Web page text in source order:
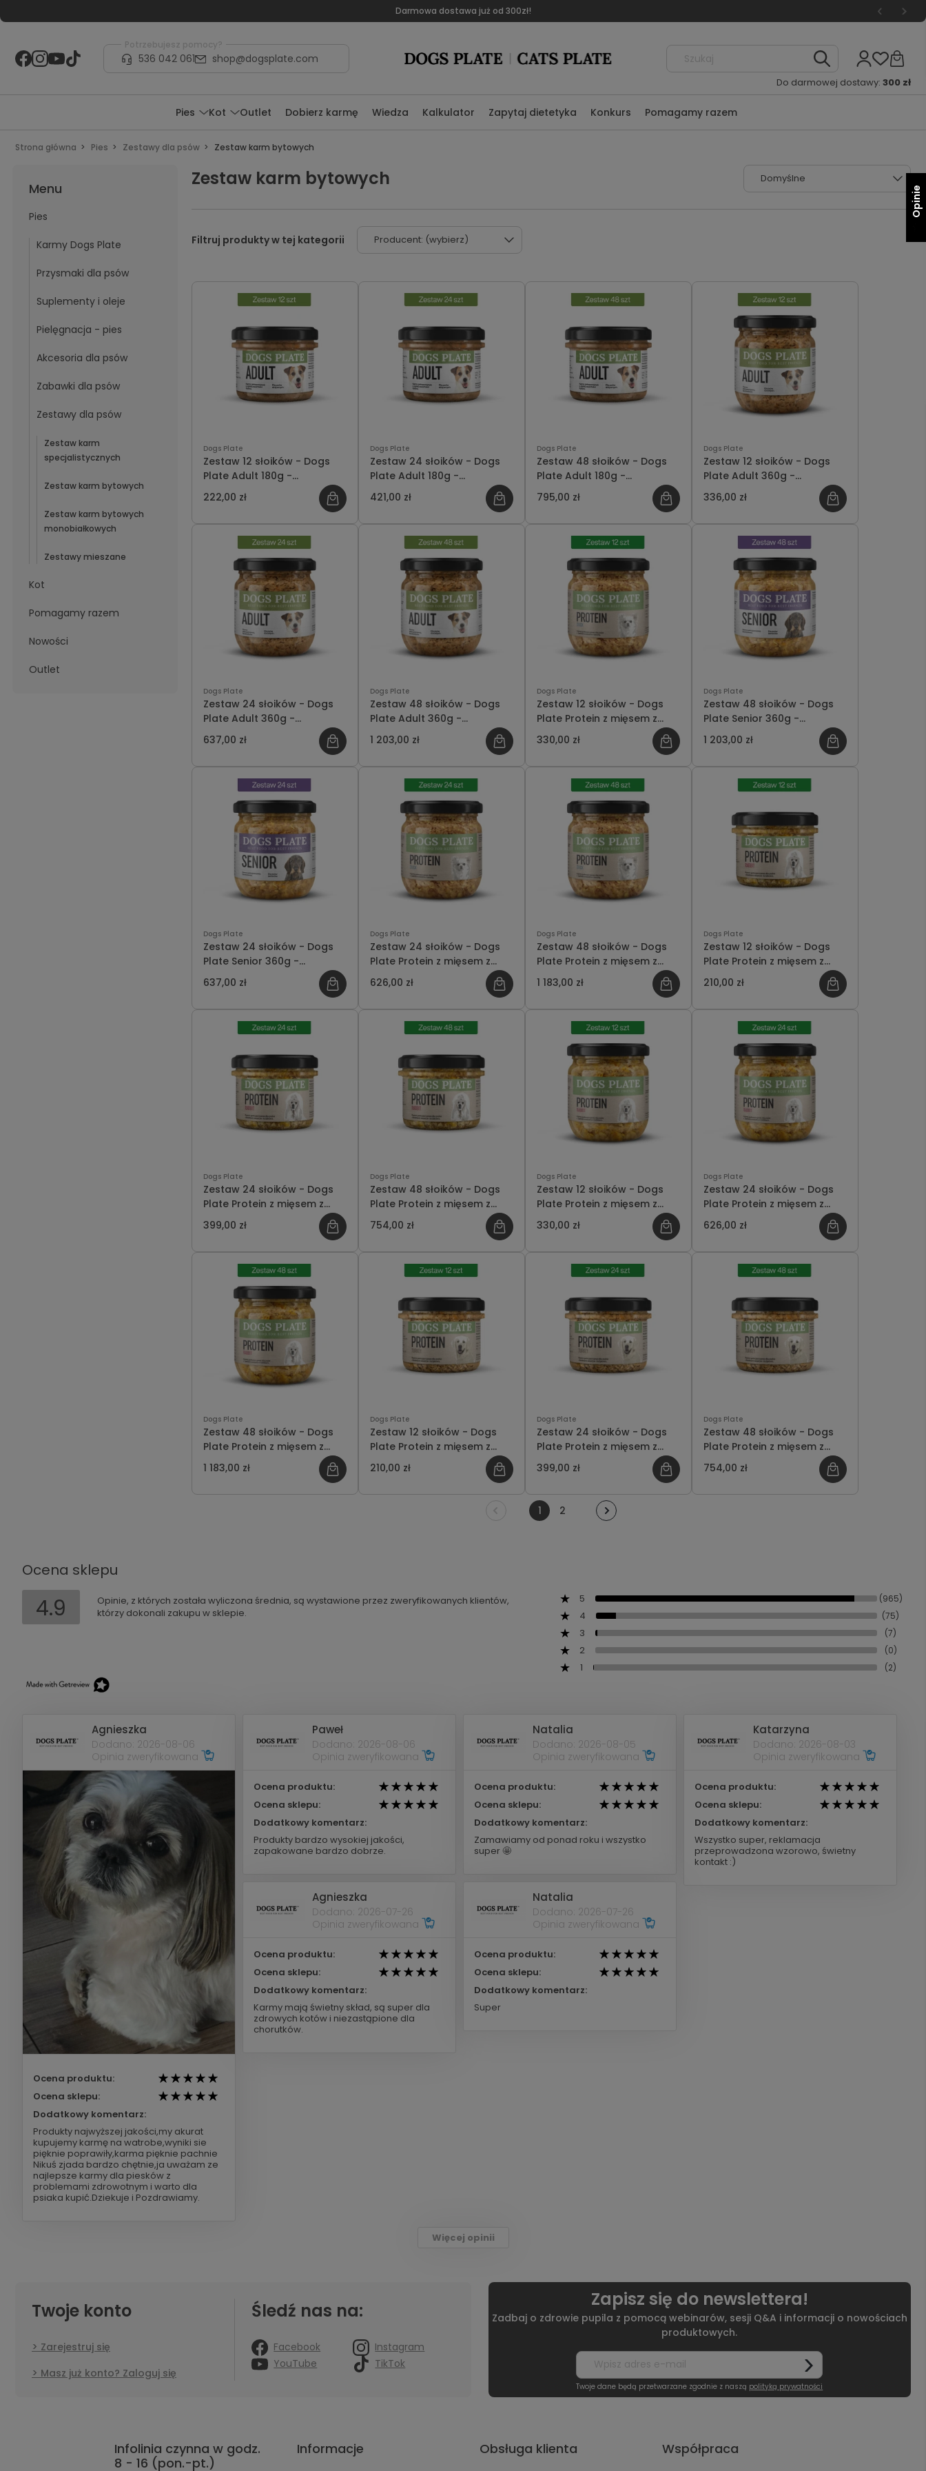
Darmowa dostawa już od 300zł!
Potrzebujesz pomocy?
536 042 061 shop@dogsplate.com
Do darmowej dostawy: 300 zł
Pies Kot Outlet Dobierz karmę Wiedza Kalkulator Zapytaj dietetyka Konkurs Pomagamy razem
Strona główna Pies Zestawy dla psów Zestaw karm bytowych
Menu
Pies
Karmy Dogs Plate
Przysmaki dla psów
Suplementy i oleje
Pielęgnacja - pies
Akcesoria dla psów
Zabawki dla psów
Zestawy dla psów
Zestaw karm
specjalistycznych
Zestaw karm bytowych
Zestaw karm bytowych
monobiałkowych
Zestawy mieszane
Kot
Pomagamy razem
Nowości
Outlet
Zestaw karm bytowych
Producent: (wybierz)
Dogs Plate
Zestaw 12 słoików - Dogs
Plate Adult 180g -
oszczędzasz 12 PLN
222,00 zł
Dogs Plate
Zestaw 24 słoików - Dogs
Plate Adult 180g -
oszczędzasz 47 PLN
421,00 zł
Dogs Plate
Zestaw 48 słoików - Dogs
Plate Adult 180g -
oszczędzasz 141 PLN
795,00 zł
Dogs Plate
Zestaw 12 słoików - Dogs
Plate Adult 360g -
oszczędzasz 18 PLN
336,00 zł
Dogs Plate
Zestaw 24 słoików - Dogs
Plate Adult 360g -
oszczędzasz 71 PLN
637,00 zł
Dogs Plate
Zestaw 48 słoików - Dogs
Plate Adult 360g -
oszczędzasz 203 PLN
1 203,00 zł
Dogs Plate
Zestaw 12 słoików - Dogs
Plate Protein z mięsem z
kaczki 360g - oszczędzasz
18 PLN
330,00 zł
Dogs Plate
Zestaw 48 słoików - Dogs
Plate Senior 360g -
oszczędzasz 213 PLN
1 203,00 zł
Dogs Plate
Zestaw 24 słoików - Dogs
Plate Senior 360g -
oszczędzasz 71 PLN
637,00 zł
Dogs Plate
Zestaw 24 słoików - Dogs
Plate Protein z mięsem z
kaczki 360g - oszczędzasz
70 PLN
626,00 zł
Dogs Plate
Zestaw 48 słoików - Dogs
Plate Protein z mięsem z
kaczki 360g - oszczędzasz
209 PLN
1 183,00 zł
Dogs Plate
Zestaw 12 słoików - Dogs
Plate Protein z mięsem z
królika 180g - oszczędzasz
12 PLN
210,00 zł
Dogs Plate
Zestaw 24 słoików - Dogs
Plate Protein z mięsem z
królika 180g - oszczędzasz
45 PLN
399,00 zł
Dogs Plate
Zestaw 48 słoików - Dogs
Plate Protein z mięsem z
królika 180g - oszczędzasz
134 PLN
754,00 zł
Dogs Plate
Zestaw 12 słoików - Dogs
Plate Protein z mięsem z
królika 360g - oszczędzasz
18 PLN
330,00 zł
Dogs Plate
Zestaw 24 słoików - Dogs
Plate Protein z mięsem z
królika 360g - oszczędzasz
70 PLN
626,00 zł
Dogs Plate
Zestaw 48 słoików - Dogs
Plate Protein z mięsem z
królika 360g - oszczędzasz
209 PLN
1 183,00 zł
Dogs Plate
Zestaw 12 słoików - Dogs
Plate Protein z mięsem z
indyka 180g - oszczędzasz
12 PLN
210,00 zł
Dogs Plate
Zestaw 24 słoików - Dogs
Plate Protein z mięsem z
indyka 180g - oszczędzasz
45 PLN
399,00 zł
Dogs Plate
Zestaw 48 słoików - Dogs
Plate Protein z mięsem z
indyka 180g - oszczędzasz
134 PLN
754,00 zł
1 2
Ocena sklepu
4.9
Opinie, z których została wyliczona średnia, są wystawione przez zweryfikowanych klientów,
którzy dokonali zakupu w sklepie.
5 (965)
4 (75)
3 (7)
2 (0)
1 (2)
Agnieszka
Dodano: 2026-08-06
Opinia zweryfikowana
Ocena produktu:
Ocena sklepu:
Dodatkowy komentarz:
Produkty najwyższej jakości,my akurat
kupujemy karmę na watrobe,wyniki sie
pięknie poprawiły,karma pięknie pachnie
Nikuś zjada bardzo chętnie,ja uważam ze
najlepsze karmy dla piesków z
problemami zdrowotnym i warto dla
psiaka kupić.Dziekuje i Pozdrawiamy.
Paweł
Dodano: 2026-08-06
Opinia zweryfikowana
Ocena produktu:
Ocena sklepu:
Dodatkowy komentarz:
Produkty bardzo wysokiej jakości,
zapakowane bardzo dobrze.
Natalia
Dodano: 2026-08-05
Opinia zweryfikowana
Ocena produktu:
Ocena sklepu:
Dodatkowy komentarz:
Zamawiamy od ponad roku i wszystko
super 🤩
Katarzyna
Dodano: 2026-08-03
Opinia zweryfikowana
Ocena produktu:
Ocena sklepu:
Dodatkowy komentarz:
Wszystko super, reklamacja
przeprowadzona wzorowo, świetny
kontakt :)
Agnieszka
Dodano: 2026-07-26
Opinia zweryfikowana
Ocena produktu:
Ocena sklepu:
Dodatkowy komentarz:
Karmy mają świetny skład, są super dla
zdrowych kotów i niezastąpione dla
chorutków.
Natalia
Dodano: 2026-07-26
Opinia zweryfikowana
Ocena produktu:
Ocena sklepu:
Dodatkowy komentarz:
Super
Więcej opinii
Twoje konto
Zarejestruj się
Masz już konto? Zaloguj się
Śledź nas na:
Facebook
Instagram
YouTube
TikTok
Zapisz się do newslettera!
Zadbaj o zdrowie pupila z pomocą webinarów, sesji Q&A i informacji o nowościach
produktowych.
Twoje dane będą przetwarzane zgodnie z naszą polityką prywatności
Infolinia czynna w godz.
8 - 16 (pon.-pt.)
Informacje Obsługa klienta Współpraca
Opinie